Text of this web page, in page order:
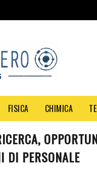
FISICA CHIMICA
DI PERSONALE